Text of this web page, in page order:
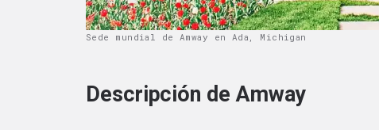
Sede mundial de Amway en Ada, Michigan
Descripción de Amway